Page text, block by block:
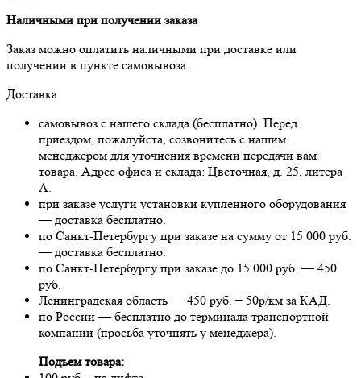
Наличными при получении заказа
Заказ можно оплатить наличными при доставке или
получении в пункте самовывоза.
Доставка
самовывоз с нашего склада (бесплатно). Перед
приездом, пожалуйста, созвонитесь с нашим
менеджером для уточнения времени передачи вам
товара. Адрес офиса и склада: Цветочная, д. 25, литера
А.
при заказе услуги установки купленного оборудования
— доставка бесплатно.
по Санкт-Петербургу при заказе на сумму от 15 000 руб.
— доставка бесплатно.
по Санкт-Петербургу при заказе до 15 000 руб. — 450
руб.
Ленинградская область — 450 руб. + 50р/км за КАД.
по России — бесплатно до терминала транспортной
компании (просьба уточнять у менеджера).
Подъем товара: